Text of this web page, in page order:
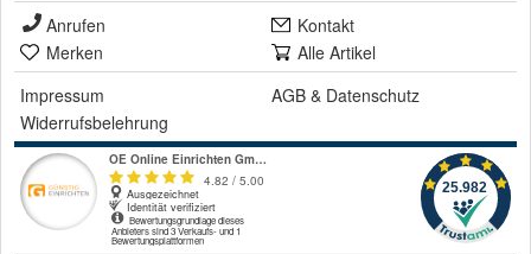
Anrufen
Kontakt
Merken
Alle Artikel
Impressum
AGB & Datenschutz
Widerrufsbelehrung